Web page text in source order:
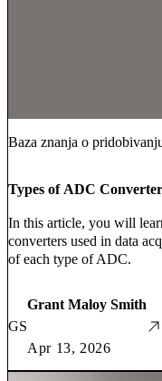
Baza znanja o
Types of ADC
In this article, you will
converters used in data
of each type of ADC.
GS
Grant Maloy Smith
Apr 13, 2026